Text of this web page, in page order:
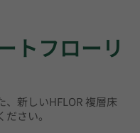
トフローリ
新しいHFLOR 複層床
さい。